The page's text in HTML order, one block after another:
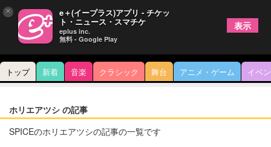
トップ 新着 音楽 クラシック 舞台 アニメ・ゲーム イベ
ホリエアツシ の記事
SPICEのホリエアツシの記事の一覧です
× e＋(イープラス)アプリ - チケッ
ト・ニュース・スマチケ
eplus inc.
無料 - Google Play
表示